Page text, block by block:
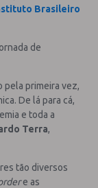
Brasileiro
de
pela primeira vez,
De lá para cá,
e toda a
Terra,
tão diversos
e as